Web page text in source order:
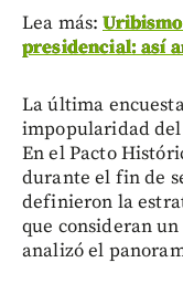
Lea más:
presidencial: así
La última
impopularidad del
En el Pacto
durante el fin de
definieron la
que consideran un
analizó el